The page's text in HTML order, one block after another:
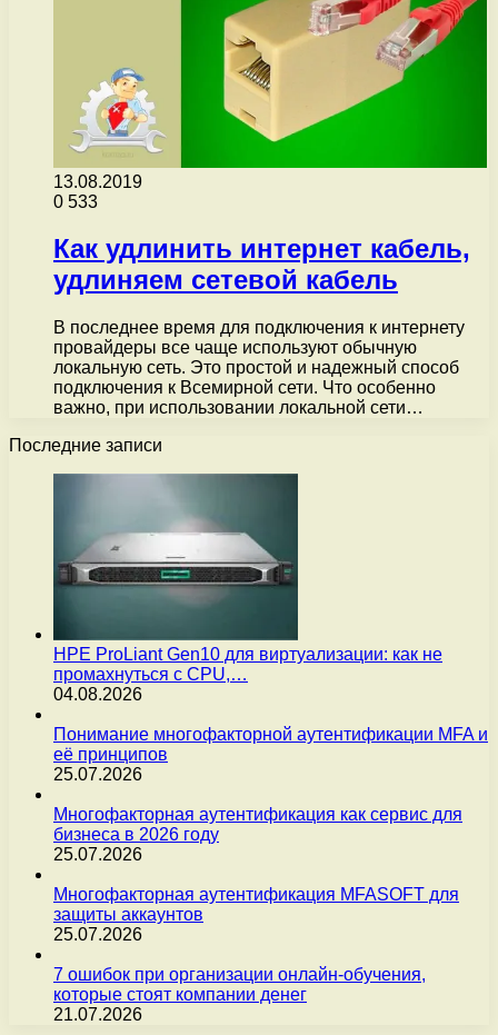
13.08.2019
0 533
Как удлинить интернет кабель,
удлиняем сетевой кабель
В последнее время для подключения к интернету
провайдеры все чаще используют обычную
локальную сеть. Это простой и надежный способ
подключения к Всемирной сети. Что особенно
важно, при использовании локальной сети…
Последние записи
HPE ProLiant Gen10 для виртуализации: как не
промахнуться с CPU,…
04.08.2026
Понимание многофакторной аутентификации MFA и
её принципов
25.07.2026
Многофакторная аутентификация как сервис для
бизнеса в 2026 году
25.07.2026
Многофакторная аутентификация MFASOFT для
защиты аккаунтов
25.07.2026
7 ошибок при организации онлайн-обучения,
которые стоят компании денег
21.07.2026